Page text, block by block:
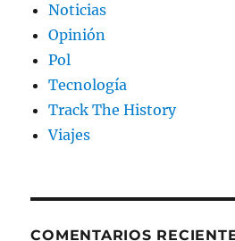
Noticias
Opinión
Pol
Tecnología
Track The History
Viajes
COMENTARIOS